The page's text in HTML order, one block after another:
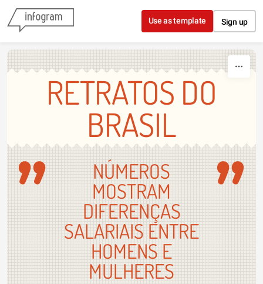
Skip to content
Use as template Sign up
RETRATOS DO
BRASIL
NÚMEROS
MOSTRAM
DIFERENÇAS
SALARIAIS ENTRE
HOMENS E
MULHERES